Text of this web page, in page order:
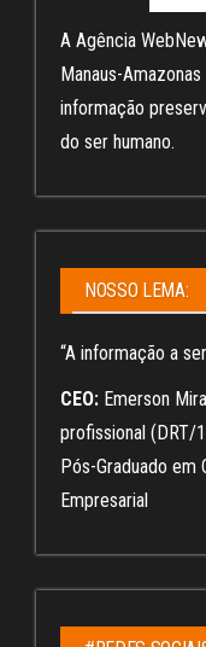
A Agência
Manaus-
informação
do ser humano.
NOSSO LEMA:
“A informação a
CEO: Emerson
profissional (DRT/
Pós-Graduado em
Empresarial